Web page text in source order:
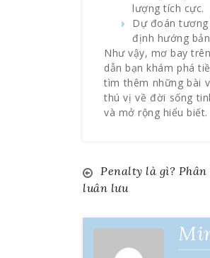
lượng tích cực.
Dự đoán tương
định hướng
Như vậy, mơ bay
dẫn bạn khám phá
tìm thêm những bài
thú vị về đời sống
và mở rộng hiểu biết.
Điều
hướng
Penalty là gì?
luân lưu